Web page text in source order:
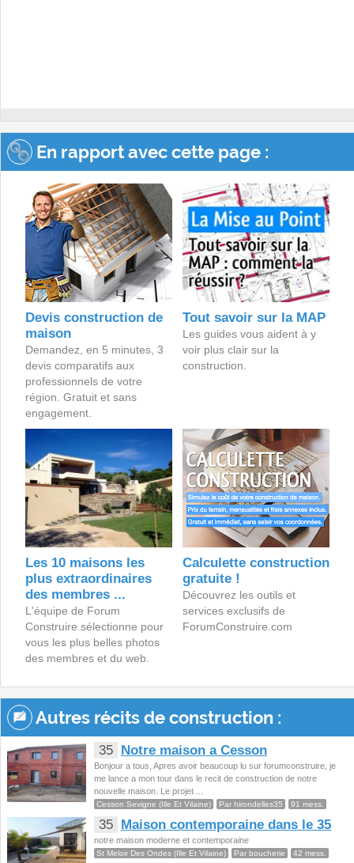
En rapport avec cette page :
Devis construction de
maison
Demandez, en 5 minutes, 3
devis comparatifs aux
professionnels de votre
région. Gratuit et sans
engagement.
Tout savoir sur la MAP
Les guides vous aident à y
voir plus clair sur la
construction.
Les 10 maisons les
plus extraordinaires
des membres ...
L'équipe de Forum
Construire sélectionne pour
vous les plus belles photos
des membres et du web.
Calculette construction
gratuite !
Découvrez les outils et
services exclusifs de
ForumConstruire.com
Autres récits de construction :
35 Notre maison a Cesson
Bonjour a tous, Apres avoir beaucoup lu sur forumconstruire, je
me lance a mon tour dans le recit de construction de notre
nouvelle maison. Le projet ...
Cesson Sevigne (Ille Et Vilaine) Par hirondelles35 91 mess.
35 Maison contemporaine dans le 35
notre maison moderne et contemporaine
St Meloir Des Ondes (Ille Et Vilaine) Par boucherie 42 mess.